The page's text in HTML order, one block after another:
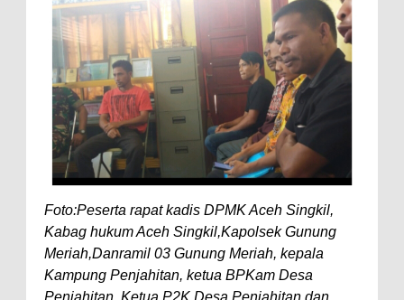
Foto:Peserta rapat kadis DPMK Aceh Singkil,
Kabag hukum Aceh Singkil,Kapolsek Gunung
Meriah,Danramil 03 Gunung Meriah, kepala
Kampung Penjahitan, ketua BPKam Desa
Penjahitan, Ketua P2K Desa Penjahitan dan